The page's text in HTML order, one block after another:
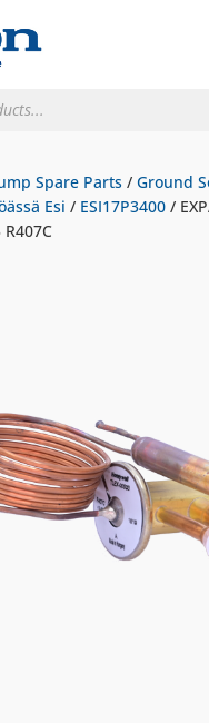
Spare Parts /Ground
Esi / ESI17P3400 /
R407C